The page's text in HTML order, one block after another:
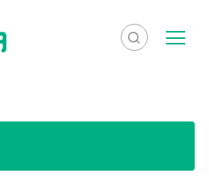
検
表
メ
ー